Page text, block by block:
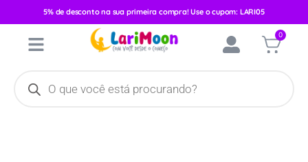
5% de desconto na sua primeira compra! Use o cupom: LARI05
0
Absorventes Absorvente Feminino
/ Absorvente Tena
Lady Discreet Extra com 8 Unidades